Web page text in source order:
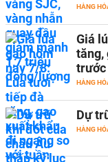
HÀNG
Giá
tăng,
trước
HÀNG
Dự
HÀNG